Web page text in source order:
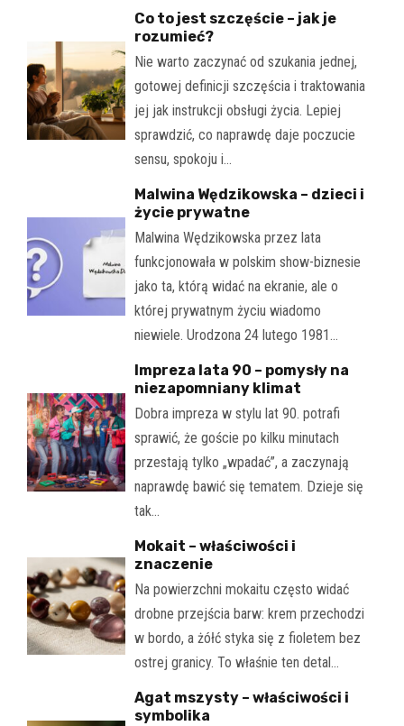
Co to jest szczęście – jak je
rozumieć?
Nie warto zaczynać od szukania jednej,
gotowej definicji szczęścia i traktowania
jej jak instrukcji obsługi życia. Lepiej
sprawdzić, co naprawdę daje poczucie
sensu, spokoju i…
Malwina Wędzikowska – dzieci i
życie prywatne
Malwina Wędzikowska przez lata
funkcjonowała w polskim show-biznesie
jako ta, którą widać na ekranie, ale o
której prywatnym życiu wiadomo
niewiele. Urodzona 24 lutego 1981…
Impreza lata 90 – pomysły na
niezapomniany klimat
Dobra impreza w stylu lat 90. potrafi
sprawić, że goście po kilku minutach
przestają tylko „wpadać”, a zaczynają
naprawdę bawić się tematem. Dzieje się
tak…
Mokait – właściwości i
znaczenie
Na powierzchni mokaitu często widać
drobne przejścia barw: krem przechodzi
w bordo, a żółć styka się z fioletem bez
ostrej granicy. To właśnie ten detal…
Agat mszysty – właściwości i
symbolika